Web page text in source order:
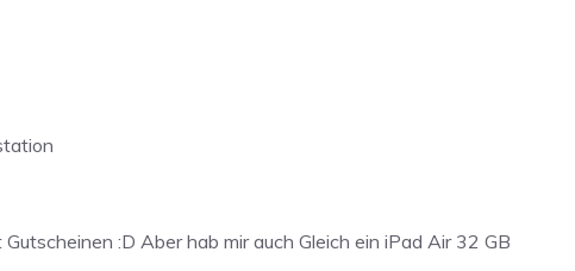
:D Aber hab mir auch Gleich ein iPad Air 32 GB